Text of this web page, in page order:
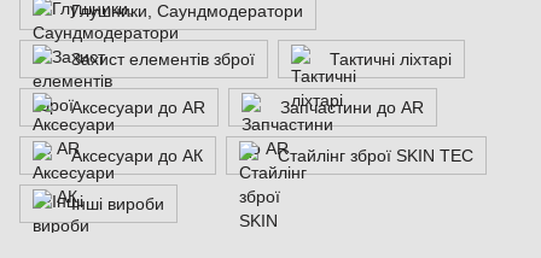
Глушники, Саундмодератори
Захист елементів зброї Тактичні ліхтарі
Аксесуари до AR Запчастини до AR
Аксесуари до АК Стайлінг зброї SKIN TEC
Інші вироби